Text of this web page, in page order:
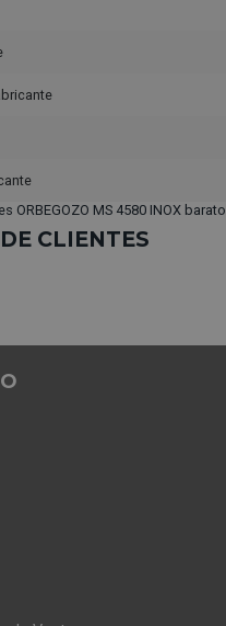
ORBEGOZO MS 4580 INOX barato.
CLIENTES